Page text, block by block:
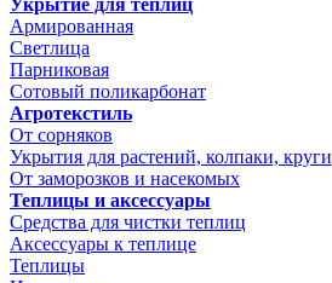
Укрытие для теплиц
Армированная
Светлица
Парниковая
Сотовый поликарбонат
Агротекстиль
От сорняков
Укрытия для растений, колпаки, круги
От заморозков и насекомых
Теплицы и аксессуары
Средства для чистки теплиц
Аксессуары к теплице
Теплицы